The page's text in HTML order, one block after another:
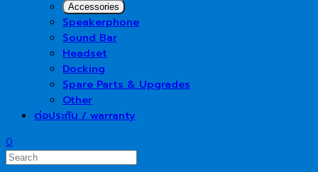
Accessories
Speakerphone
Sound Bar
Headset
Docking
Spare Parts & Upgrades
Other
ต่อประกัน / warranty
0